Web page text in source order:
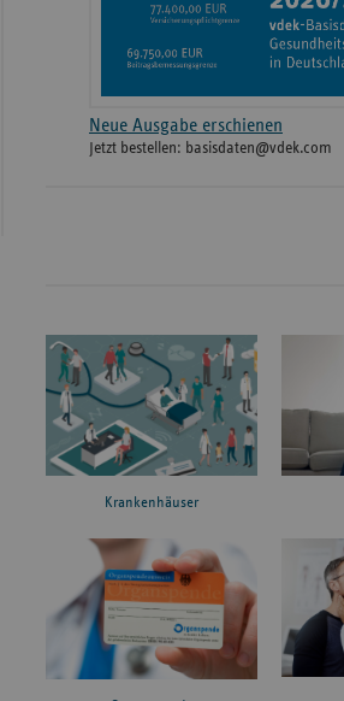
Neue Ausgabe erschienen
Jetzt bestellen: basisdaten@vdek.com
Krankenhäuser